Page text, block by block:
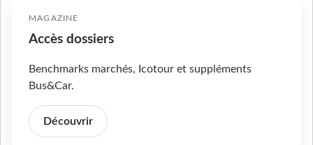
MAGAZINE
Accès dossiers
Benchmarks marchés, Icotour et suppléments
Bus&Car.
Découvrir